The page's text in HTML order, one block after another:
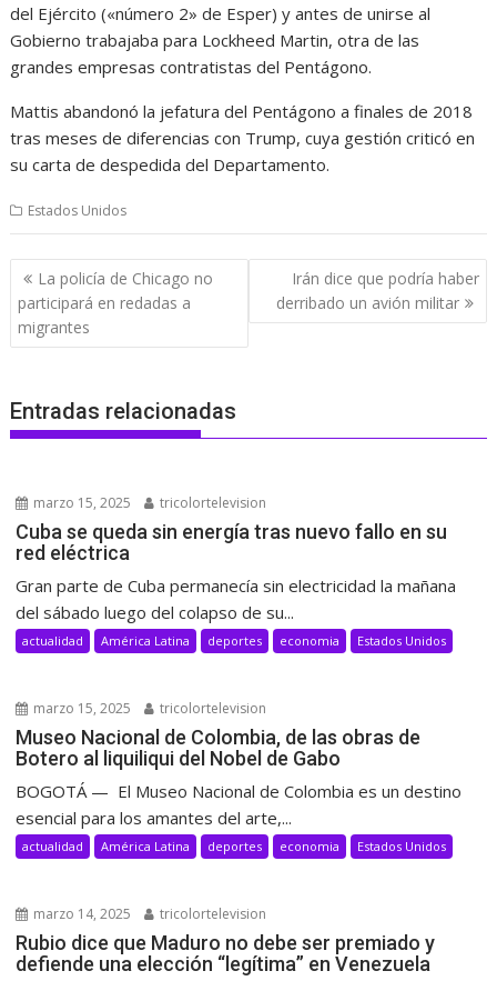
del Ejército («número 2» de Esper) y antes de unirse al
Gobierno trabajaba para Lockheed Martin, otra de las
grandes empresas contratistas del Pentágono.
Mattis abandonó la jefatura del Pentágono a finales de 2018
tras meses de diferencias con Trump, cuya gestión criticó en
su carta de despedida del Departamento.
Estados Unidos
Navegación
de
entradas
La policía de Chicago no
participará en redadas a
migrantes
Irán dice que podría haber
derribado un avión militar
Entradas relacionadas
marzo 15, 2025 tricolortelevision
Cuba se queda sin energía tras nuevo fallo en su
red eléctrica
Gran parte de Cuba permanecía sin electricidad la mañana
del sábado luego del colapso de su...
actualidad América Latina deportes economia Estados Unidos
marzo 15, 2025 tricolortelevision
Museo Nacional de Colombia, de las obras de
Botero al liquiliqui del Nobel de Gabo
BOGOTÁ — El Museo Nacional de Colombia es un destino
esencial para los amantes del arte,...
actualidad América Latina deportes economia Estados Unidos
marzo 14, 2025 tricolortelevision
Rubio dice que Maduro no debe ser premiado y
defiende una elección “legítima” en Venezuela